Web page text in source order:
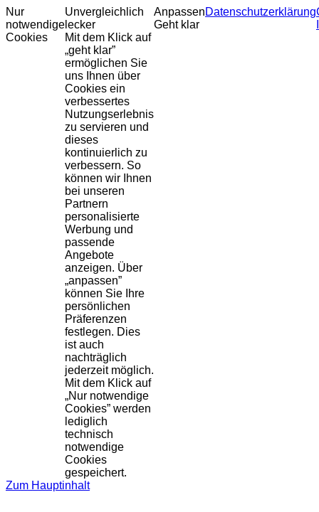
Nur
notwendige
Cookies
Unvergleichlich
lecker
Mit dem Klick auf
„geht klar”
ermöglichen Sie
uns Ihnen über
Cookies ein
verbessertes
Nutzungserlebnis
zu servieren und
dieses
kontinuierlich zu
verbessern. So
können wir Ihnen
bei unseren
Partnern
personalisierte
Werbung und
passende
Angebote
anzeigen. Über
„anpassen”
können Sie Ihre
persönlichen
Präferenzen
festlegen. Dies
ist auch
nachträglich
jederzeit möglich.
Mit dem Klick auf
„Nur notwendige
Cookies” werden
lediglich
technisch
notwendige
Cookies
gespeichert.
Anpassen
Geht klar
Datenschutzerklärung
Zum Hauptinhalt